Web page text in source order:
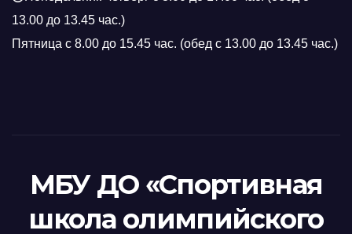
13.00 до 13.45 час.)
Пятница с 8.00 до 15.45 час. (обед с 13.00 до 13.45 час.)
МБУ ДО «Спортивная
школа олимпийского